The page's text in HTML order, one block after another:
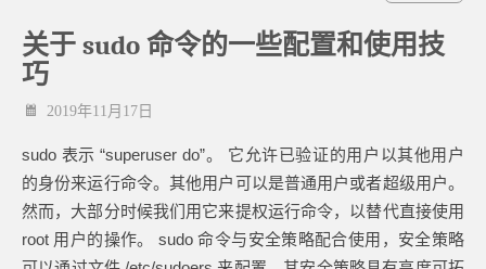
关于 sudo 命令的一些配置和使用技
巧
2019年11月17日
sudo 表示 “superuser do”。 它允许已验证的用户以其他用户
的身份来运行命令。其他用户可以是普通用户或者超级用户。
然而，大部分时候我们用它来提权运行命令，以替代直接使用
root 用户的操作。 sudo 命令与安全策略配合使用，安全策略